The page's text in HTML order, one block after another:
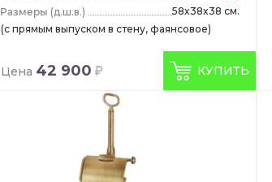
(д.ш.в.)
58x38x38 см.
(с прямым выпуском в стену, фаянсовое)
Цена 42 900 КУПИТЬ